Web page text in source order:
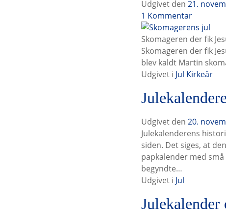
Udgivet den 21.
1 KommentarS
k
o
m
a
g
r
n
s
j
u
l
Skomageren der fik
Skomageren der fik
blev kaldt Martin
Udgivet i Jul Kirkeår
Udgivet den 20.
Julekalenderens
siden. Det siges, at
papkalender med
begyndte…
Udgivet i Jul